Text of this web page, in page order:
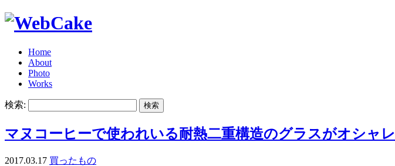
Home
About
Photo
Works
検索:
マヌコーヒーで使われいる耐熱二重構造のグラスがオシャレ
2017.03.17 買ったもの